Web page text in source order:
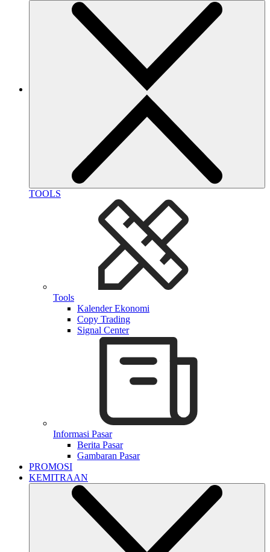
TOOLS
Tools
Kalender Ekonomi
Copy Trading
Signal Center
Informasi Pasar
Berita Pasar
Gambaran Pasar
PROMOSI
KEMITRAAN